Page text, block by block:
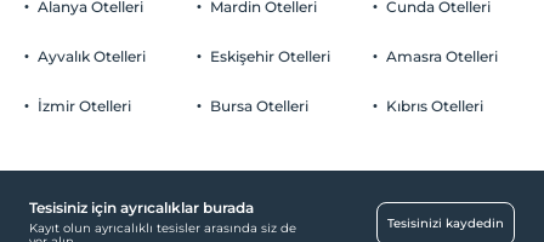
Otopark
Ücretli Halka Açık Otopark
Ortak Alanlar
2 yaşına kadar olan bebekler ücretsizdir.
Alanya Otelleri
Ayvalık Otelleri
İzmir Otelleri
Mardin Otelleri
Eskişehir Otelleri
Bursa Otelleri
Cunda Otelleri
Amasra Otelleri
Kıbrıs Otelleri
Tesisiniz için ayrıcalıklar burada
Kayıt olun ayrıcalıklı tesisler arasında siz de
Tesisinizi kaydedin